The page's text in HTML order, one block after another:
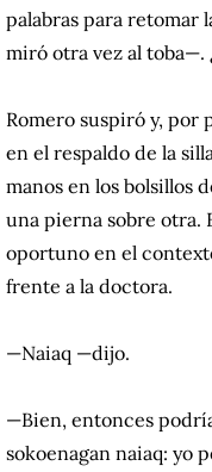
palabras para retomar
miró otra vez al toba—.
Romero suspiró y, por
en el respaldo de la
manos en los bolsillos
una pierna sobre otra.
oportuno en el
frente a la doctora.
—Naiaq —dijo.
—Bien, entonces
sokoenagan naiaq: yo